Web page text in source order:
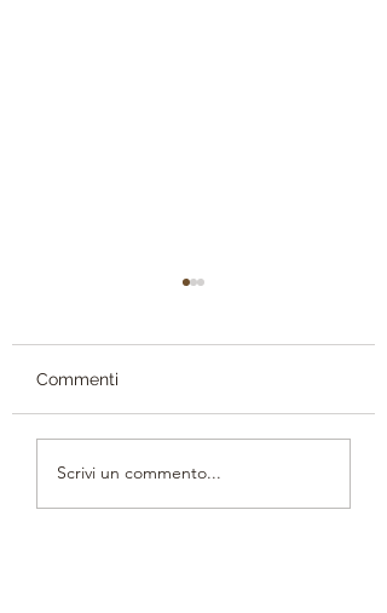
Perché le “insalatone
complete” aiutano
davvero a controllare
Commenti
Scrivi un commento...